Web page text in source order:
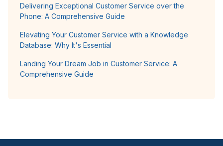
Delivering Exceptional Customer Service over the
Phone: A Comprehensive Guide
Elevating Your Customer Service with a Knowledge
Database: Why It's Essential
Landing Your Dream Job in Customer Service: A
Comprehensive Guide